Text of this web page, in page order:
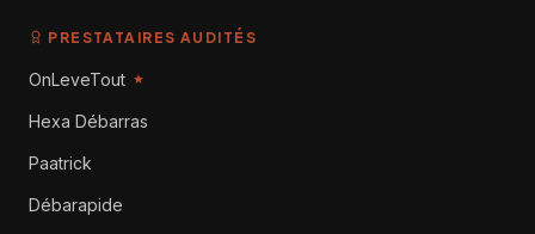
PRESTATAIRES AUDITÉS
OnLeveTout ★
Hexa Débarras
Paatrick
Débarapide